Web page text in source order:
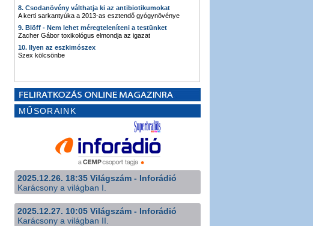
8. Csodanövény válthatja ki az antibiotikumokat
A kerti sarkantyúka a 2013-as esztendő gyógynövénye
9. Blöff - Nem lehet méregteleníteni a testünket
Zacher Gábor toxikológus elmondja az igazat
10. Ilyen az eszkimószex
Szex kölcsönbe
MŰSORAINK
2025.12.26. 18:35 Világszám - Inforádió
Karácsony a világban I.
2025.12.27. 10:05 Világszám - Inforádió
Karácsony a világban II.